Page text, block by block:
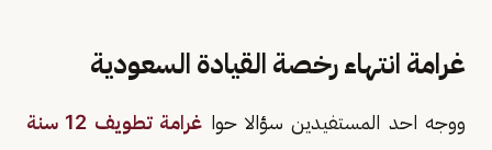
غرامة انتهاء رخصة القيادة السعودية
ووجه احد المستفيدين سؤالا حوا غرامة تطويف 12 سنة